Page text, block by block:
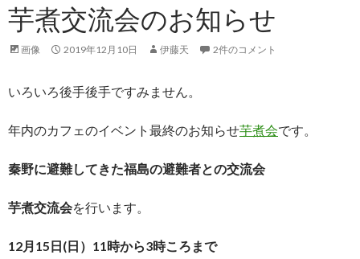
ツ
へ
移
芋煮交流会のお知らせ
画像 2019年12月10日 伊藤天 2件のコメント
いろいろ後手後手ですみません。
年内のカフェのイベント最終のお知らせ芋煮会です。
秦野に避難してきた福島の避難者との交流会
芋煮交流会を行います。
12月15日(日）11時から3時ころまで